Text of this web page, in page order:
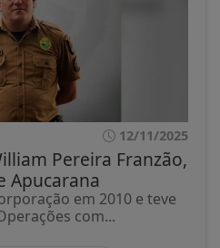
12/11/2025
Pereira Franzão,
Apucarana
em 2010 e teve
com...